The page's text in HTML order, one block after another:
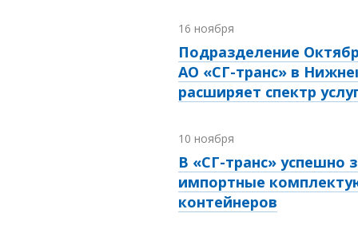
16 ноября
Подразделение
АО «СГ-транс» в
расширяет спектр
10 ноября
В «СГ-транс» успешно
импортные
контейнеров